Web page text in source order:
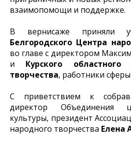
взаимопомощи и поддержке.
В вернисаже приняли
Белгородского Центра
во главе с директором
и Курского
творчества, работники
С приветствием к
директор Объединения
культуры, президент
народного творчества Елена